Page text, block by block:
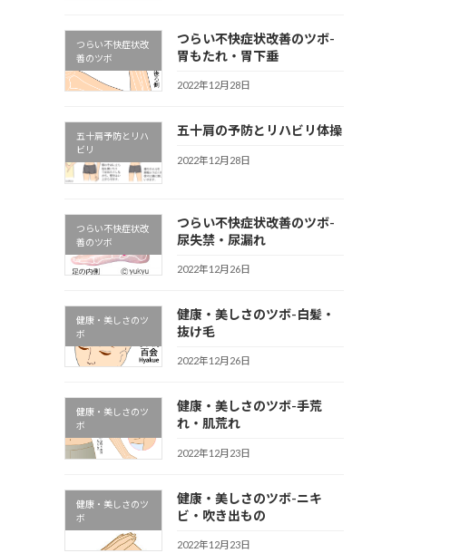
つらい不快症状改
善のツボ
つらい不快症状改善のツボ-
胃もたれ・胃下垂
2022年12月28日
五十肩予防とリハ
ビリ
五十肩の予防とリハビリ体操
2022年12月28日
つらい不快症状改
善のツボ
つらい不快症状改善のツボ-
尿失禁・尿漏れ
2022年12月26日
健康・美しさのツ
ボ
健康・美しさのツボ-白髪・
抜け毛
2022年12月26日
健康・美しさのツ
ボ
健康・美しさのツボ-手荒
れ・肌荒れ
2022年12月23日
健康・美しさのツ
ボ
健康・美しさのツボ-ニキ
ビ・吹き出もの
2022年12月23日